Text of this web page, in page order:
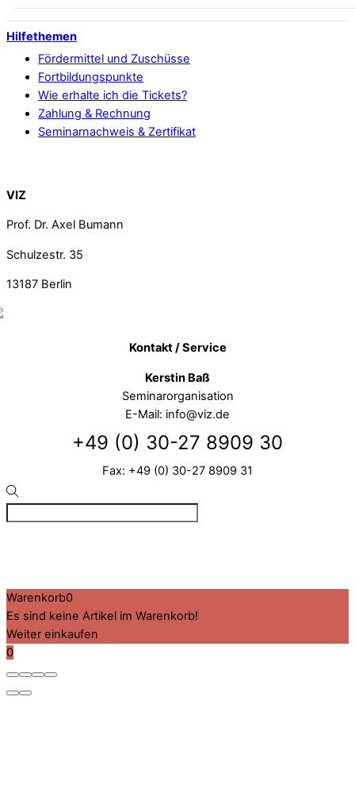
Hilfethemen
Fördermittel und Zuschüsse
Fortbildungspunkte
Wie erhalte ich die Tickets?
Zahlung & Rechnung
Seminarnachweis & Zertifikat
VIZ
Prof. Dr. Axel Bumann
Schulzestr. 35
13187 Berlin
Kontakt / Service
Kerstin Baß
Seminarorganisation
E-Mail: info@viz.de
+49 (0) 30-27 8909 30
Fax: +49 (0) 30-27 8909 31
Warenkorb0
Es sind keine Artikel im Warenkorb!
Weiter einkaufen
0